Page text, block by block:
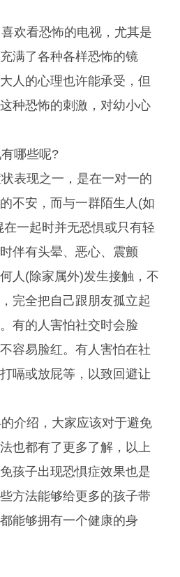
欢看恐怖的电视，尤其是
满了各种各样恐怖的镜
人的心理也许能承受，但
种恐怖的刺激，对幼小心
哪些呢?
表现之一，是在一对一的
不安，而与一群陌生人(如
一起时并无恐惧或只有轻
伴有头晕、恶心、震颤
人(除家属外)发生接触，不
完全把自己跟朋友孤立起
有的人害怕社交时会脸
容易脸红。有人害怕在社
嗝或放屁等，以致回避让
介绍，大家应该对于避免
也都有了更多了解，以上
孩子出现恐惧症效果也是
方法能够给更多的孩子带
能够拥有一个健康的身